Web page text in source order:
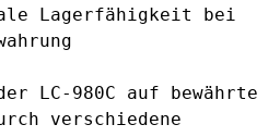
Lagerfähigkeit bei
LC-980C auf bewährte
verschiedene